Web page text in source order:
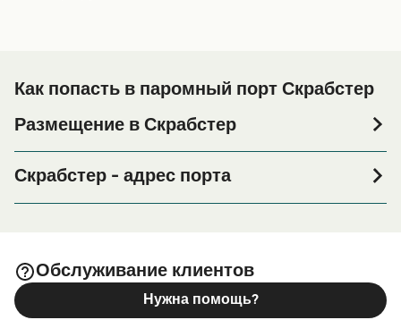
Как попасть в паромный порт Скрабстер
Размещение в Скрабстер
или его окрестностях перед или после вашей поездки,
или если вы ищете вариант проживания на весь
Скрабстер - адрес порта
Обслуживание клиентов
Нужна помощь?